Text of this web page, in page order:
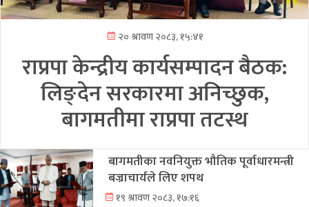
२० श्रावण २०८३, १५:४१
राप्रपा केन्द्रीय कार्यसम्पादन बैठक:
लिङ्देन सरकारमा अनिच्छुक,
बागमतीमा राप्रपा तटस्थ
बागमतीका नवनियुक्त भौतिक पूर्वाधारमन्त्री
बज्राचार्यले लिए शपथ
१९ श्रावण २०८३, १७:१६